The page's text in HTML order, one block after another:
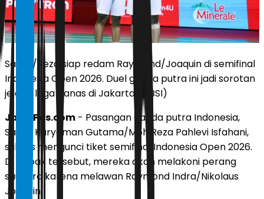
Sabar/Reza siap redam Raymond/Joaquin di semifinal
Indonesia Open 2026. Duel ganda putra ini jadi sorotan
jelang laga panas di Jakarta. (PBSI)
JawaPos.com - Pasangan ganda putra Indonesia,
Sabar Karyaman Gutama/Moh Reza Pahlevi Isfahani,
sukses mengunci tiket semifinal Indonesia Open 2026.
Di babak tersebut, mereka akan melakoni perang
saudara karena melawan Raymond Indra/Nikolaus
Joaquin.